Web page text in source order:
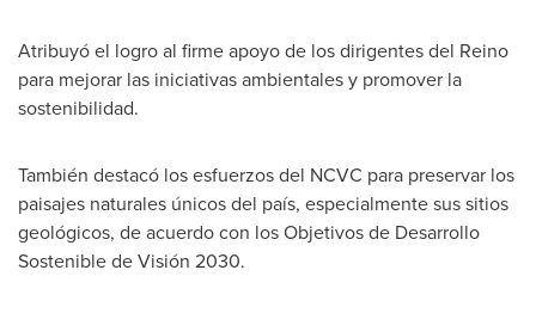
Atribuyó el logro al firme apoyo de los dirigentes del Reino
para mejorar las iniciativas ambientales y promover la
sostenibilidad.
También destacó los esfuerzos del NCVC para preservar los
paisajes naturales únicos del país, especialmente sus sitios
geológicos, de acuerdo con los Objetivos de Desarrollo
Sostenible de Visión 2030.